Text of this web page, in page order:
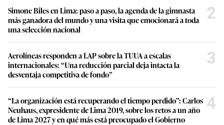
Simone Biles en Lima: paso a paso, la agenda de la gimnasta
más ganadora del mundo y una visita que emocionará a toda
una selección nacional
2
Aerolíneas responden a LAP sobre la TUUA a escalas
internacionales: “Una reducción parcial deja intacta la
desventaja competitiva de fondo”
3
“La organización está recuperando el tiempo perdido”: Carlos
Neuhaus, expresidente de Lima 2019, sobre los retos a un año
de Lima 2027 y en qué más está preocupado el Gobierno
4